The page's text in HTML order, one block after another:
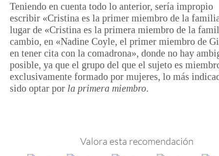
Teniendo en cuenta todo lo anterior, sería impropio
escribir «Cristina es la primer miembro de la
lugar de «Cristina es la primera miembro de la
cambio, en «Nadine Coyle, el primer miembro de
en tener cita con la comadrona», donde no hay
posible, ya que el grupo del que el sujeto es
exclusivamente formado por mujeres, lo más
sido optar por la primera miembro.
Valora esta recomendación